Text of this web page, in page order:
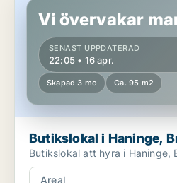
Vi övervakar
SENAST UPPDATERAD
22:05 • 16 apr.
Skapad 3 mo Ca. 95 m2
Butikslokal i Haninge,
Butikslokal att hyra i Haninge,
Areal